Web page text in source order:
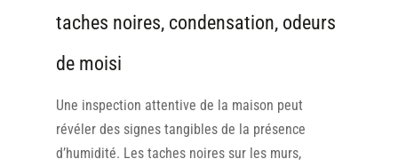
taches noires, condensation, odeurs
de moisi
Une inspection attentive de la maison peut
révéler des signes tangibles de la présence
d’humidité. Les taches noires sur les murs,